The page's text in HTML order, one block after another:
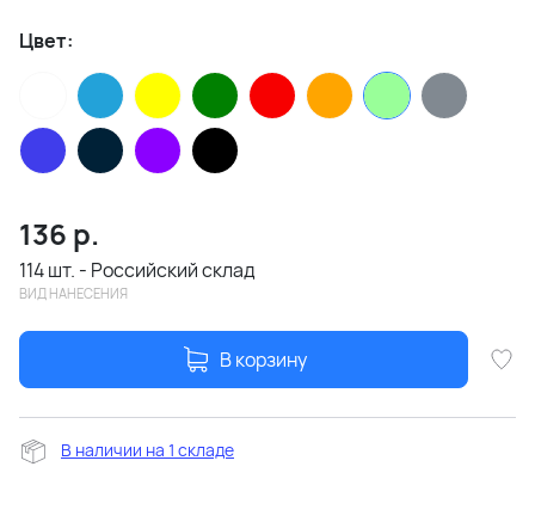
Цвет:
136 р.
114 шт. - Российский склад
ВИД НАНЕСЕНИЯ
В корзину
В наличии на 1 складе